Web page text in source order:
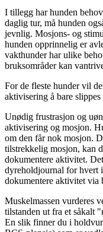
I tillegg har hunden
daglig tur, må hunden
jevnlig. Mosjons- og
hunden opprinnelig er
vakthunder har ulike
bruksområder kan
For de fleste hunder vil
aktivisering å bare slippes
Unødig frustrasjon og
aktivisering og mosjon.
om den får nok mosjon.
tilstrekkelig mosjon, kan
dokumentere aktivitet.
dyreholdjournal for hvert
dokumentere aktivitet via
Muskelmassen vurderes
tilstanden ut fra et såkalt
En slik finner du i